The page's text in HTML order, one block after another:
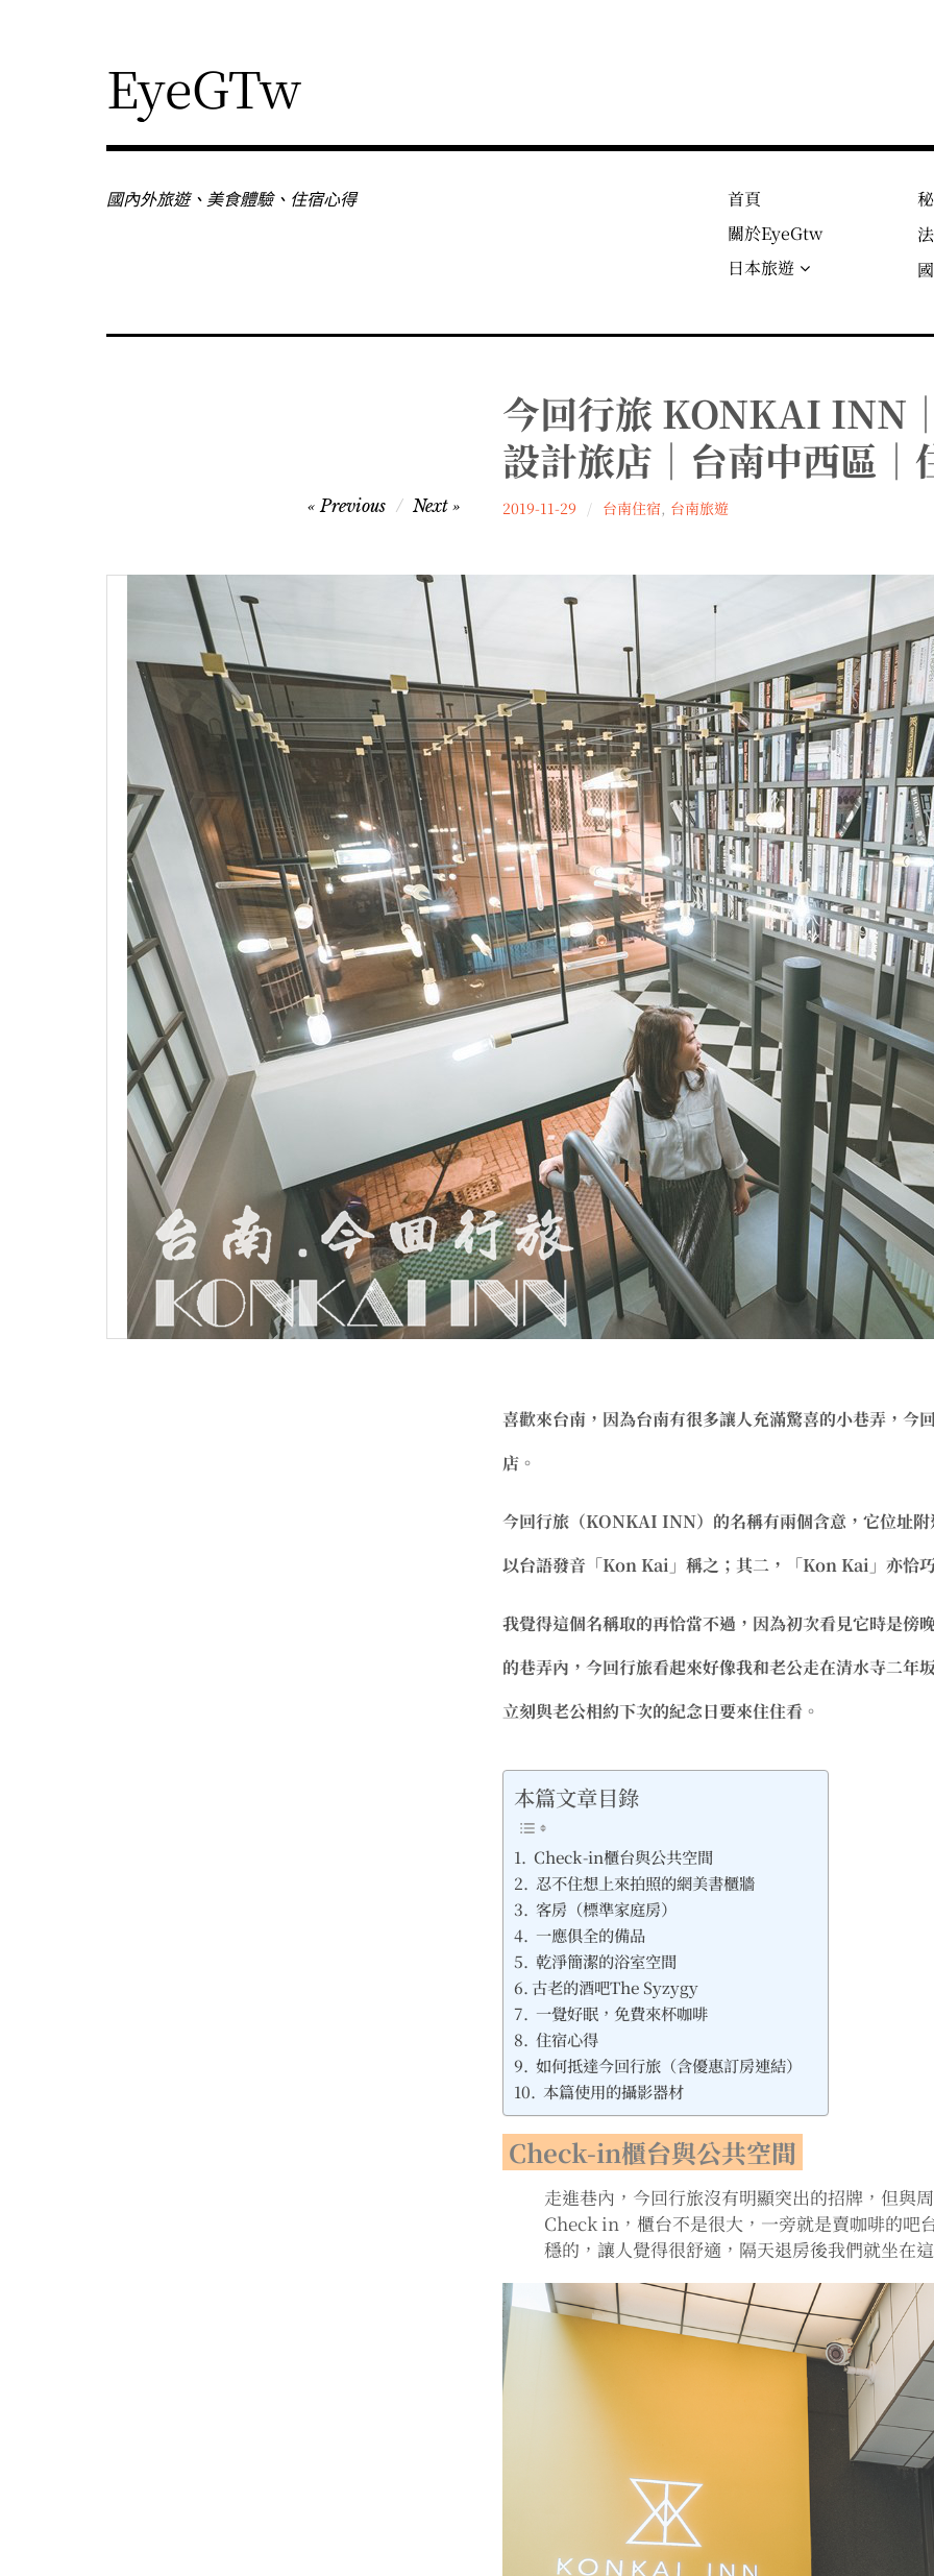
EyeGTw
國內外旅遊、美食體驗、住宿心得
首頁
關於EyeGtw
日本旅遊
今回行旅 KONKAI INN
設計旅店｜台南中西區｜
Wu
2019-11-29 台南住宿, 台南旅遊
導
Previous Next
喜歡來台南，因為台南有很多讓人充滿驚喜的小巷弄，今
店。
今回行旅（KONKAI INN） 的名稱有兩個含意，它位址
以台語發音 「Kon Kai」稱之；其二 ，「Kon Kai」亦恰
我覺得這個名稱取的再恰當不過，因為初次看見它時是傍
的巷弄內，今回行旅看起來好像我和老公走在清水寺二年
立刻與老公相約下次的紀念日要來住住看。
本篇文章目錄
Check-in櫃台與公共空間
忍不住想上來拍照的網美書櫃牆
客房（標準家庭房）
一應俱全的備品
乾淨簡潔的浴室空間
古老的酒吧The Syzygy
一覺好眠，免費來杯咖啡
住宿心得
如何抵達今回行旅（含優惠訂房連結）
本篇使用的攝影器材
Check-in櫃台與公共空間
走進巷內，今回行旅沒有明顯突出的招牌，但與
Check in，櫃台不是很大，一旁就是賣咖啡的吧
穩的，讓人覺得很舒適，隔天退房後我們就坐在